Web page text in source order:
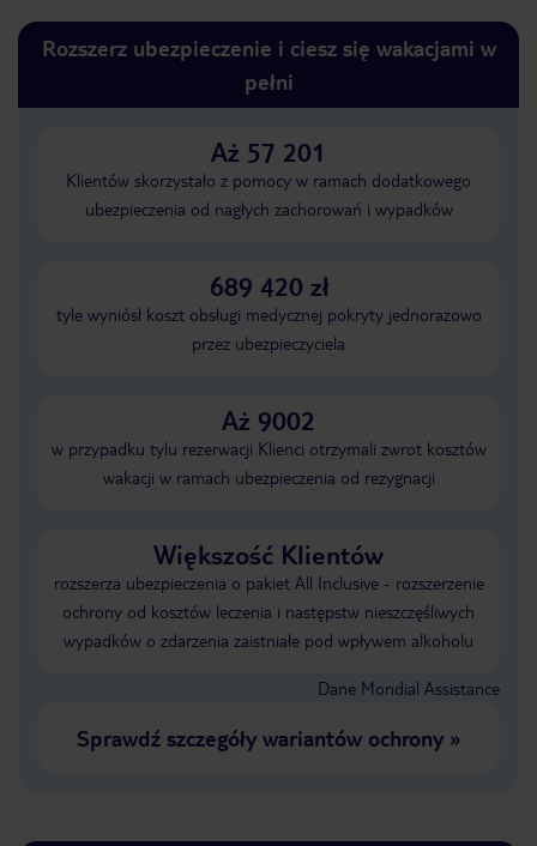
Rozszerz ubezpieczenie i ciesz się wakacjami w
pełni
Aż 57 201
Klientów skorzystało z pomocy w ramach dodatkowego
ubezpieczenia od nagłych zachorowań i wypadków
689 420 zł
tyle wyniósł koszt obsługi medycznej pokryty jednorazowo
przez ubezpieczyciela
Aż 9002
w przypadku tylu rezerwacji Klienci otrzymali zwrot kosztów
wakacji w ramach ubezpieczenia od rezygnacji
Większość Klientów
rozszerza ubezpieczenia o pakiet All Inclusive - rozszerzenie
ochrony od kosztów leczenia i następstw nieszczęśliwych
wypadków o zdarzenia zaistniałe pod wpływem alkoholu
Dane Mondial Assistance
Sprawdź szczegóły wariantów ochrony»